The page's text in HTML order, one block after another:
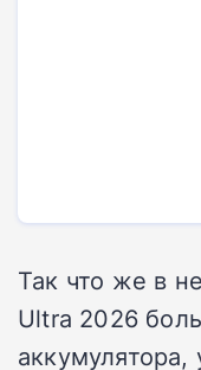
Так что же в
Ultra 2026